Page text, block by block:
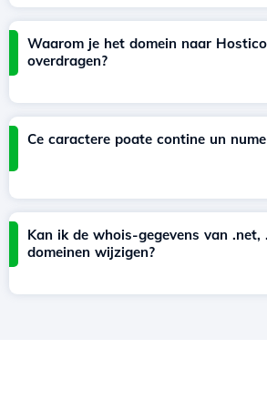
Waarom je het domein naar
overdragen?
Ce caractere poate contine un
Kan ik de whois-gegevens van .net,
domeinen wijzigen?